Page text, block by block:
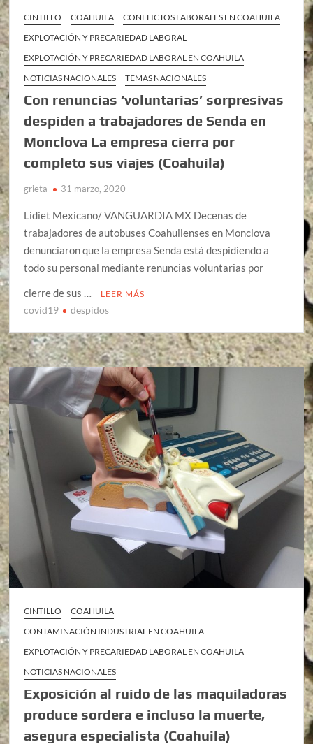
CINTILLO COAHUILA
CONFLICTOS LABORALES EN COAHUILA
EXPLOTACIÓN Y PRECARIEDAD LABORAL
EXPLOTACIÓN Y PRECARIEDAD LABORAL EN COAHUILA
NOTICIAS NACIONALES
TEMAS NACIONALES
Con renuncias ‘voluntarias’ sorpresivas
despiden a trabajadores de Senda en
Monclova La empresa cierra por
completo sus viajes (Coahuila)
grieta 31 marzo, 2020
Lidiet Mexicano/ VANGUARDIA MX Decenas de
trabajadores de autobuses Coahuilenses en Monclova
denunciaron que la empresa Senda está despidiendo a
todo su personal mediante renuncias voluntarias por
cierre de sus …
LEER MÁS
covid19 despidos
CINTILLO
COAHUILA
CONTAMINACIÓN INDUSTRIAL EN COAHUILA
EXPLOTACIÓN Y PRECARIEDAD LABORAL EN COAHUILA
NOTICIAS NACIONALES
Exposición al ruido de las maquiladoras
produce sordera e incluso la muerte,
asegura especialista (Coahuila)